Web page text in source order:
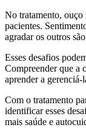
No tratamento, ouço
pacientes.
agradar os outros
Esses desafios
Compreender que a
aprender a
Com o tratamento
identificar esses
mais saúde e